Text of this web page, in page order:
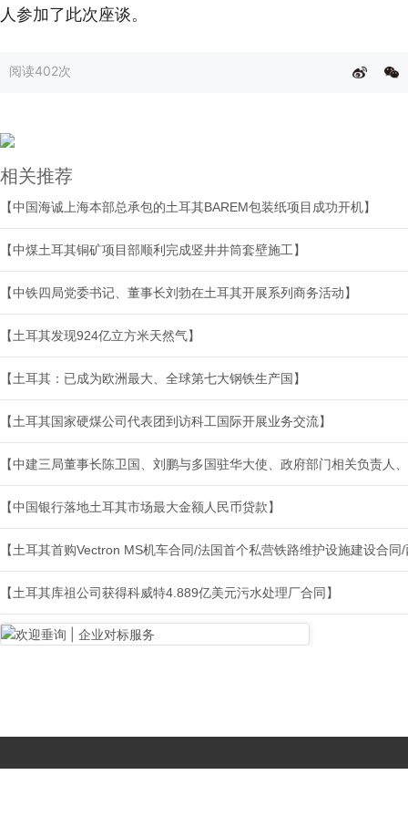
人参加了此次座谈。
阅读402次
相关推荐
【中国海诚上海本部总承包的土耳其BAREM包装纸项目成功开机】
【中煤土耳其铜矿项目部顺利完成竖井井筒套壁施工】
【中铁四局党委书记、董事长刘勃在土耳其开展系列商务活动】
【土耳其发现924亿立方米天然气】
【土耳其：已成为欧洲最大、全球第七大钢铁生产国】
【土耳其国家硬煤公司代表团到访科工国际开展业务交流】
【中建三局董事长陈卫国、刘鹏与多国驻华大使、政府部门相关负责人
【中国银行落地土耳其市场最大金额人民币贷款】
【土耳其首购Vectron MS机车合同/法国首个私营铁路维护设施建设合
【土耳其库祖公司获得科威特4.889亿美元污水处理厂合同】